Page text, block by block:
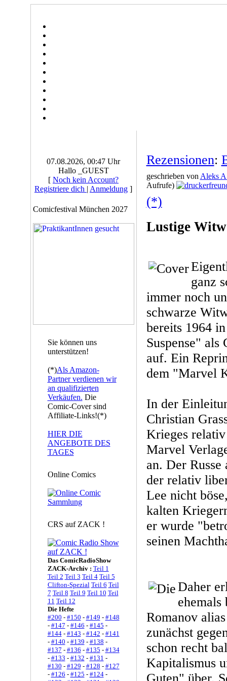
07.08.2026, 00:47 Uhr
Hallo _GUEST
[ Noch kein Account?
Registriere dich | Anmeldung ]
Comicfestival München 2027
Sie können uns
unterstützen!
(*)Als Amazon-
Partner verdienen wir
an qualifizierten
Verkäufen. Die
Comic-Cover sind
Affiliate-Links!(*)
HIER DIE
ANGEBOTE DES
TAGES
Online Comics
CRS auf ZACK !
Das ComicRadioShow
ZACK-Archiv : Teil 1
Teil 2 Teil 3 Teil 4 Teil 5
Clifton-Spezial Teil 6 Teil
7 Teil 8 Teil 9 Teil 10 Teil
11 Teil 12
Die Hefte
#200 - #150 - #149 - #148
- #147 - #146 - #145 -
#144- #143 - #142 - #141
- #140 - #139 - #138 -
#137 - #136 - #135 - #134
- #133 - #132 - #131 -
#130 - #129 - #128 - #127
- #126 - #125 - #124-
Rezensionen:
geschrieben von Aleks
Aufrufe)
(*)
Lustige
ganz
immer noch
schwarze
bereits 1964
Suspense"
auf. Ein
dem "Marvel
In der
Christian
Krieges
Marvel
an. Der
der relativ
Lee nicht
kalten
er wurde
seinen
Daher
ehemals
Romanov
zunächst
schon recht
Kapitalismus